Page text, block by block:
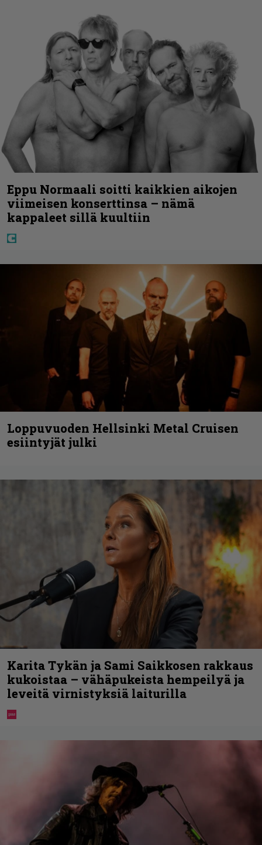
Eppu Normaali soitti kaikkien aikojen
viimeisen konserttinsa – nämä
kappaleet sillä kuultiin
Loppuvuoden Hellsinki Metal Cruisen
esiintyjät julki
Karita Tykän ja Sami Saikkosen rakkaus
kukoistaa – vähäpukeista hempeilyä ja
leveitä virnistyksiä laiturilla